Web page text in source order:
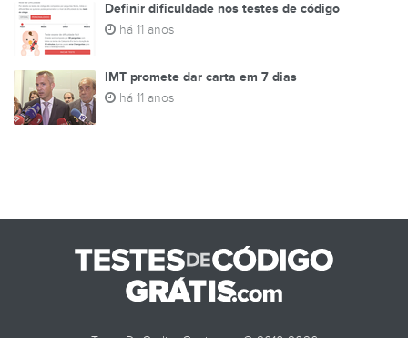
Definir dificuldade nos testes de código
há 11 anos
IMT promete dar carta em 7 dias
há 11 anos